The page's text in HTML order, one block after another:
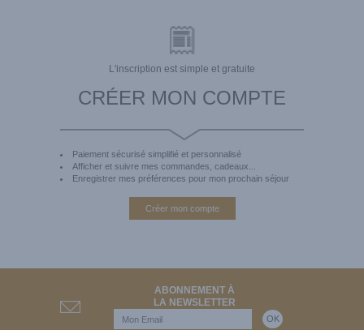
L'inscription est simple et gratuite
CRÉER MON COMPTE
Paiement sécurisé simplifié et personnalisé
Afficher et suivre mes commandes, cadeaux...
Enregistrer mes préférences pour mon prochain séjour
Créer mon compte
ABONNEMENT À
LA NEWSLETTER